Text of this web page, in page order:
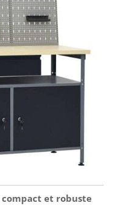
et robuste